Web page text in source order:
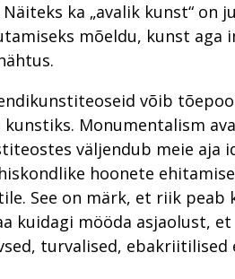
ka „avalik kunst“ on
mõeldu, kunst aga
võib
Monumentalism
väljendub meie aja
hoonete
See on märk, et riik
kuidagi mööda asjaolust,
turvalised, ebakriitilised